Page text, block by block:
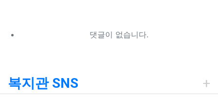
댓글이 없습니다.
복지관 SNS